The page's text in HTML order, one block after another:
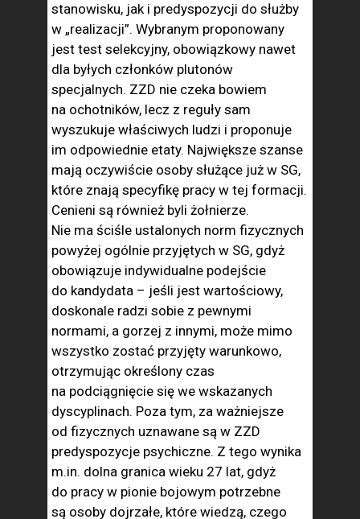
stanowisku, jak i predyspozycji do służby
w „realizacji”. Wybranym proponowany
jest test selekcyjny, obowiązkowy nawet
dla byłych członków plutonów
specjalnych. ZZD nie czeka bowiem
na ochotników, lecz z reguły sam
wyszukuje właściwych ludzi i proponuje
im odpowiednie etaty. Największe szanse
mają oczywiście osoby służące już w SG,
które znają specyfikę pracy w tej formacji.
Cenieni są również byli żołnierze.
Nie ma ściśle ustalonych norm fizycznych
powyżej ogólnie przyjętych w SG, gdyż
obowiązuje indywidualne podejście
do kandydata – jeśli jest wartościowy,
doskonale radzi sobie z pewnymi
normami, a gorzej z innymi, może mimo
wszystko zostać przyjęty warunkowo,
otrzymując określony czas
na podciągnięcie się we wskazanych
dyscyplinach. Poza tym, za ważniejsze
od fizycznych uznawane są w ZZD
predyspozycje psychiczne. Z tego wynika
m.in. dolna granica wieku 27 lat, gdyż
do pracy w pionie bojowym potrzebne
są osoby dojrzałe, które wiedzą, czego